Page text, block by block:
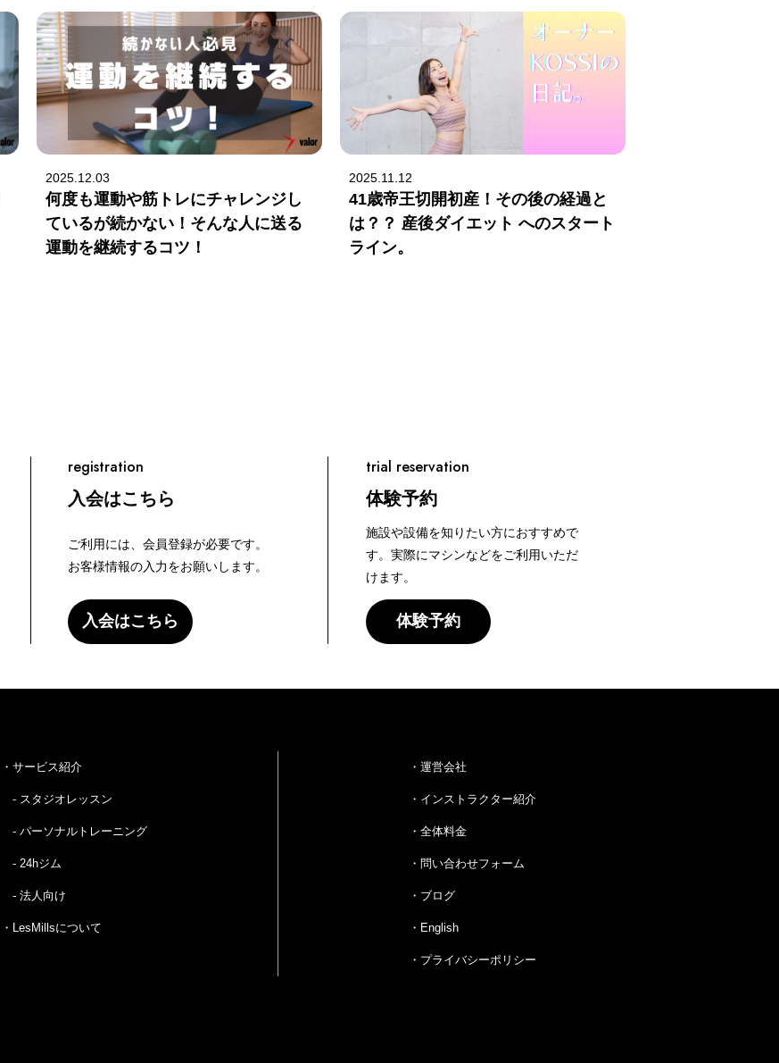
2025.12.03
何度も運動や筋トレにチャレンジし
ているが続かない！そんな人に送る
運動を継続するコツ！
2025.11.12
41歳帝王切開初産！その後の経過と
は？？ 産後ダイエット へのスタート
ライン。
registration
入会はこちら
ご利用には、会員登録が必要です。
お客様情報の入力をお願いします。
入会はこちら
trial reservation
体験予約
施設や設備を知りたい方におすすめで
す。実際にマシンなどをご利用いただ
けます。
体験予約
・サービス紹介
- スタジオレッスン
- パーソナルトレーニング
- 24hジム
- 法人向け
・LesMillsについて
・運営会社
・インストラクター紹介
・全体料金
・問い合わせフォーム
・ブログ
・English
・プライバシーポリシー